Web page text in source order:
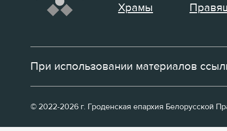
Храмы
При использовании материалов
© 2022-2026 г. Гроденская епархия Белорусской